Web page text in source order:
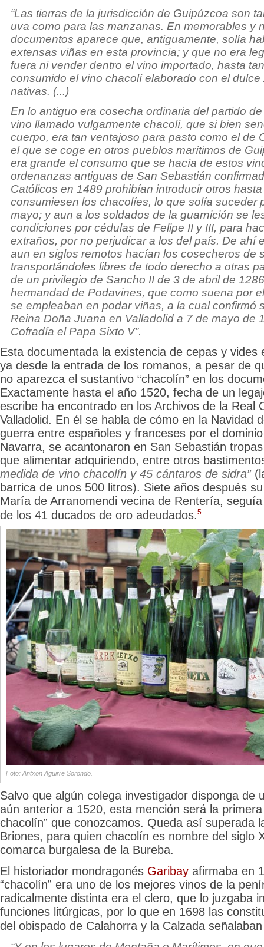
“Las tierras de la jurisdicción de Guipúzcoa son
uva como para las manzanas. En memorables y
documentos aparece que, antiguamente, solía
extensas viñas en esta provincia; y que no era
fuera ni vender dentro el vino importado, hasta
consumido el vino chacolí elaborado con el
nativas. (...)
En lo antiguo era cosecha ordinaria del partido
vino llamado vulgarmente chacolí, que si bien
cuerpo, era tan ventajoso para pasto como el de
el que se coge en otros pueblos marítimos de
era grande el consumo que se hacía de estos
ordenanzas antiguas de San Sebastián
Católicos en 1489 prohibían introducir otros
consumiesen los chacolíes, lo que solía suceder
mayo; y aun a los soldados de la guarnición se
condiciones por cédulas de Felipe II y III, para
extraños, por no perjudicar a los del país. De ahí
aun en siglos remotos hacían los cosecheros de
transportándoles libres de todo derecho a otras
de un privilegio de Sancho II de 3 de abril de
hermandad de Podavines, que como suena por
se empleaban en podar viñas, a la cual confirmó
Reina Doña Juana en Valladolid a 7 de mayo de
Cofradía el Papa Sixto V”.
Esta documentada la existencia de cepas y vides
ya desde la entrada de los romanos, a pesar de
no aparezca el sustantivo “chacolín” en los
Exactamente hasta el año 1520, fecha de un
escribe ha encontrado en los Archivos de la Real
Valladolid. En él se habla de cómo en la Navidad
guerra entre españoles y franceses por el
Navarra, se acantonaron en San Sebastián
que alimentar adquiriendo, entre otros
medida de vino chacolín y 45 cántaros de sidra”
barrica de unos 500 litros). Siete años después
María de Arranomendi vecina de Rentería,
de los 41 ducados de oro adeudados.5
Foto: Antxon Aguirre Sorondo.
Salvo que algún colega investigador disponga de
aún anterior a 1520, esta mención será la primera
chacolín” que conozcamos. Queda así superada
Briones, para quien chacolín es nombre del siglo
comarca burgalesa de la Bureba.
El historiador mondragonés Garibay afirmaba en
“chacolín” era uno de los mejores vinos de la
radicalmente distinta era el clero, que lo juzgaba
funciones litúrgicas, por lo que en 1698 las
del obispado de Calahorra y la Calzada